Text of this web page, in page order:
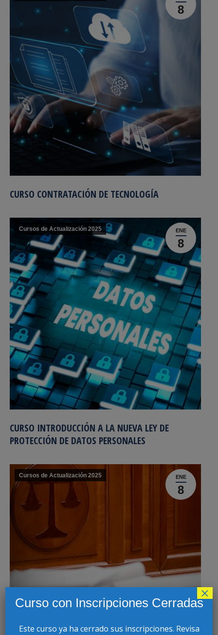
8
CURSO CONTRATACIÓN DE TECNOLOGÍA
ENE
8
Cursos de Actualización 2025
CURSO INTRODUCCIÓN A LA NUEVA LEY DE
PROTECCIÓN DE DATOS PERSONALES
ENE
8
Cursos de Actualización 2025
Curso con Inscripciones Cerradas
Este curso ya ha cerrado sus inscripciones. Revisa
×